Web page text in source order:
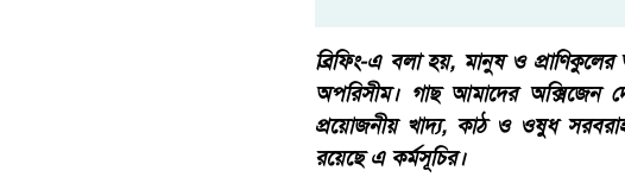
ব্রিফিং-এ বলা হয়, মানুষ ও
অপরিসীম। গাছ আমাদের অক্সিজেন
প্রয়োজনীয় খাদ্য, কাঠ ও ওষুধ
রয়েছে এ কর্মসূচির।